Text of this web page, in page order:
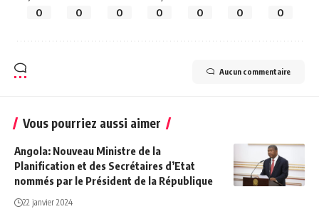
0 0 0 0 0 0 0
Aucun commentaire
Vous pourriez aussi aimer
Angola: Nouveau Ministre de la
Planification et des Secrétaires d’Etat
nommés par le Président de la République
22 janvier 2024